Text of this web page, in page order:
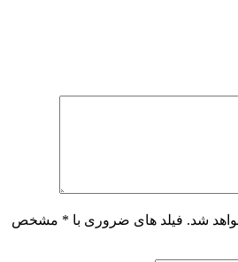
شد. فیلد های ضروری با * مشخص